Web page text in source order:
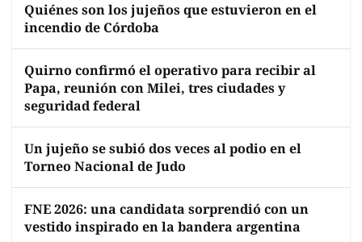
Quiénes son los jujeños que estuvieron en el
incendio de Córdoba
Quirno confirmó el operativo para recibir al
Papa, reunión con Milei, tres ciudades y
seguridad federal
Un jujeño se subió dos veces al podio en el
Torneo Nacional de Judo
FNE 2026: una candidata sorprendió con un
vestido inspirado en la bandera argentina